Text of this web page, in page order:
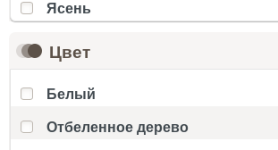
Ясень
Цвет
Белый
Отбеленное дерево